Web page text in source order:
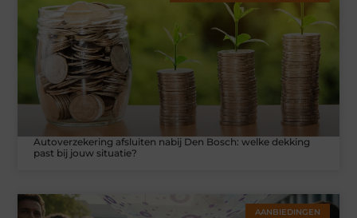
Autoverzekering afsluiten nabij Den Bosch: welke dekking
past bij jouw situatie?
AANBIEDINGEN